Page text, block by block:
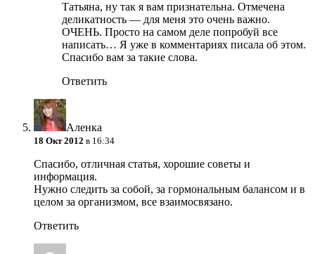
Татьяна, ну так я вам признательна. Отмечена
деликатность — для меня это очень важно.
ОЧЕНЬ. Просто на самом деле попробуй все
написать… Я уже в комментариях писала об этом.
Спасибо вам за такие слова.
Ответить
Аленка
18 Окт 2012 в 16:34
Спасибо, отличная статья, хорошие советы и
информация.
Нужно следить за собой, за гормональным балансом и в
целом за организмом, все взаимосвязано.
Ответить